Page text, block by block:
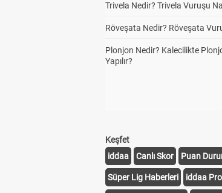
Trivela Nedir? Trivela Vuruşu
Röveşata Nedir? Röveşata
Plonjon Nedir? Kalecilikte
Yapılır?
Keşfet
iddaa
Canlı Skor Puan
Süper Lig Haberleri iddaa